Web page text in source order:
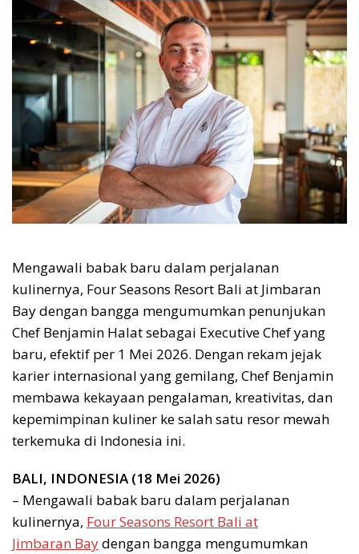
Mengawali babak baru dalam perjalanan
kulinernya, Four Seasons Resort Bali at Jimbaran
Bay dengan bangga mengumumkan penunjukan
Chef Benjamin Halat sebagai Executive Chef yang
baru, efektif per 1 Mei 2026. Dengan rekam jejak
karier internasional yang gemilang, Chef Benjamin
membawa kekayaan pengalaman, kreativitas, dan
kepemimpinan kuliner ke salah satu resor mewah
terkemuka di Indonesia ini.
BALI, INDONESIA (18 Mei 2026)
– Mengawali babak baru dalam perjalanan
kulinernya, Four Seasons Resort Bali at
Jimbaran Baydengan bangga mengumumkan